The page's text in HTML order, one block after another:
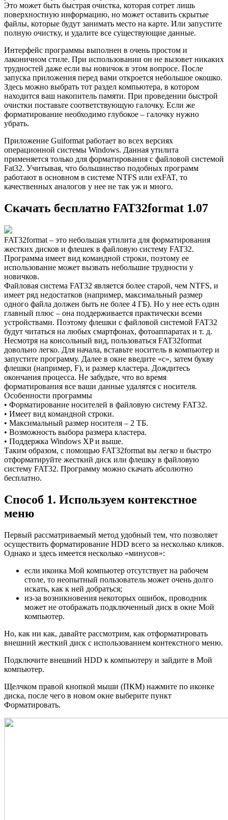
‬Это может быть быстрая очистка,‭ ‬которая сотрет лишь
поверхностную информацию,‭ ‬но может оставить скрытые
файлы,‭ ‬которые будут занимать место на карте.‭ ‬Или запустите
полную очистку,‭ ‬и удалите все существующие данные.‭
Интерфейс программы выполнен в очень простом и
лаконичном стиле.‭ ‬При использовании он не вызовет никаких
трудностей даже если вы новичок в этом вопросе.‭ ‬После
запуска приложения перед вами откроется небольшое окошко.‭
‬Здесь можно выбрать тот раздел компьютера,‭ ‬в котором
находится ваш накопитель памяти.‭ ‬При проведении быстрой
очистки поставьте соответствующую галочку.‭ ‬Если же
форматирование необходимо глубокое‭ – ‬галочку нужно
убрать.
Приложение‭ ‬Guiformat работает во всех версиях
операционной системы‭ ‬Windows.‭ ‬Данная утилита
применяется только для форматирования с файловой системой‭
‬Fat32.‭ ‬Учитывая,‭ ‬что большинство подобных программ
работают в основном в системе‭ ‬NTFS или exFAT,‭ ‬то
качественных аналогов у нее не так уж и много.
Скачать бесплатно FAT32format 1.07
FAT32format – это небольшая утилита для форматирования
жестких дисков и флешек в файловую систему FAT32.
Программа имеет вид командной строки, поэтому ее
использование может вызвать небольшие трудности у
новичков.
Файловая система FAT32 является более старой, чем NTFS, и
имеет ряд недостатков (например, максимальный размер
одного файла должен быть не более 4 ГБ). Но у нее есть один
главный плюс – она поддерживается практически всеми
устройствами. Поэтому флешки с файловой системой FAT32
будут читаться на любых смартфонах, фотоаппаратах и т. д.
Несмотря на консольный вид, пользоваться FAT32format
довольно легко. Для начала, вставьте носитель в компьютер и
запустите программу. Далее в окне введите «с», затем букву
флешки (например, F), и размер кластера. Дождитесь
окончания процесса. Не забудьте, что во время
форматирования все ваши данные удалятся с носителя.
Особенности программы
• Форматирование носителей в файловую систему FAT32.
• Имеет вид командной строки.
• Максимальный размер носителя – 2 ТБ.
• Возможность выбора размера кластера.
• Поддержка Windows XP и выше.
Таким образом, с помощью FAT32format вы легко и быстро
отформатируйте жесткий диск или флешку в файловую
систему FAT32. Программу можно скачать абсолютно
бесплатно.
Способ 1. Используем контекстное
меню
Первый рассматриваемый метод удобный тем, что позволяет
осуществить форматирование HDD всего за несколько кликов.
Однако и здесь имеется несколько «минусов»:
если иконка Мой компьютер отсутствует на рабочем
столе, то неопытный пользователь может очень долго
искать, как к ней добраться;
из-за возникновения некоторых ошибок, проводник
может не отображать подключенный диск в окне Мой
компьютер.
Но, как ни как, давайте рассмотрим, как отформатировать
внешний жесткий диск с использованием контекстного меню.
Подключите внешний HDD к компьютеру и зайдите в Мой
компьютер.
Щелчком правой кнопкой мыши (ПКМ) нажмите по иконке
диска, после чего в новом окне выберите пункт
Форматировать.